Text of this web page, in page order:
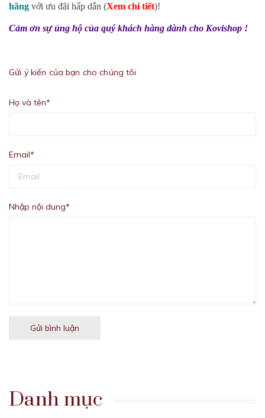
hãng với ưu đãi hấp dẫn (Xem chi tiết)!
Cảm ơn sự ủng hộ của quý khách hàng dành cho Kovishop !
Gửi ý kiến của bạn cho chúng tôi
Họ và tên*
Email*
Nhập nội dung*
Gửi bình luận
Danh mục